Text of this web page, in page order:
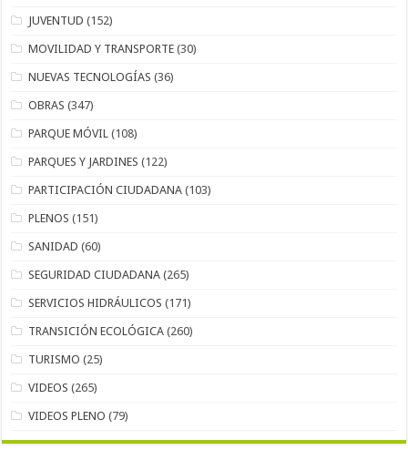
JUVENTUD (152)
MOVILIDAD Y TRANSPORTE (30)
NUEVAS TECNOLOGÍAS (36)
OBRAS (347)
PARQUE MÓVIL (108)
PARQUES Y JARDINES (122)
PARTICIPACIÓN CIUDADANA (103)
PLENOS (151)
SANIDAD (60)
SEGURIDAD CIUDADANA (265)
SERVICIOS HIDRÁULICOS (171)
TRANSICIÓN ECOLÓGICA (260)
TURISMO (25)
VIDEOS (265)
VIDEOS PLENO (79)